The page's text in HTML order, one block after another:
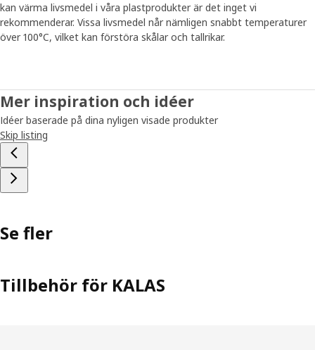
kan värma livsmedel i våra plastprodukter är det inget vi
rekommenderar. Vissa livsmedel når nämligen snabbt temperaturer
över 100°C, vilket kan förstöra skålar och tallrikar.
Mer inspiration och idéer
Idéer baserade på dina nyligen visade produkter
Skip listing
Se fler
Tillbehör för KALAS